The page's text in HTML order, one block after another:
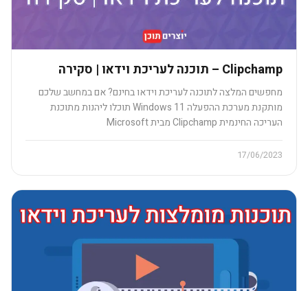
Clipchamp – תוכנה לעריכת וידאו | סקירה​
מחפשים המלצה לתוכנה לעריכת וידאו בחינם? אם במחשב שלכם
מותקנת מערכת ההפעלה Windows 11 תוכלו ליהנות מתוכנת
העריכה החינמית Clipchamp מבית Microsoft
17/06/2023